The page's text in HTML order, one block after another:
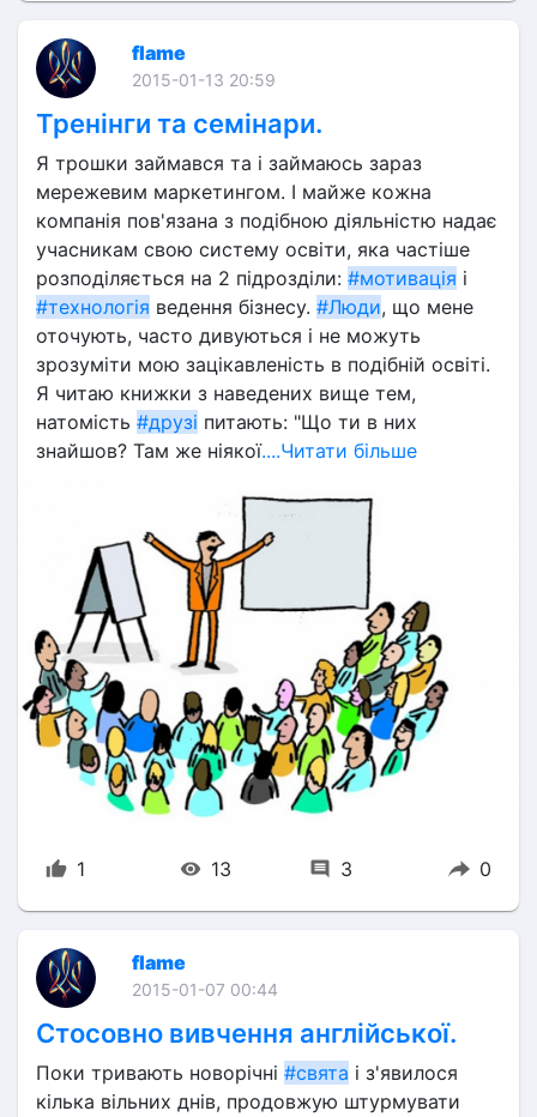
flame
2015-01-13 20:59
Тренінги та семінари.
Я трошки займався та і займаюсь зараз
мережевим маркетингом. І майже кожна
компанія пов'язана з подібною діяльністю надає
учасникам свою систему освіти, яка частіше
розподіляється на 2 підрозділи: #мотивація
#технологія ведення бізнесу. #Люди, що мене
оточують, часто дивуються і не можуть
зрозуміти мою зацікавленість в подібній освіті.
Я читаю книжки з наведених вище тем,
натомість #друзі питають: "Що ти в них
знайшов? Там же ніякої....Читати більше
1 13 3 0
flame
2015-01-07 00:44
Стосовно вивчення англійської.
Поки тривають новорічні #свята і з'явилося
кілька вільних днів, продовжую штурмувати